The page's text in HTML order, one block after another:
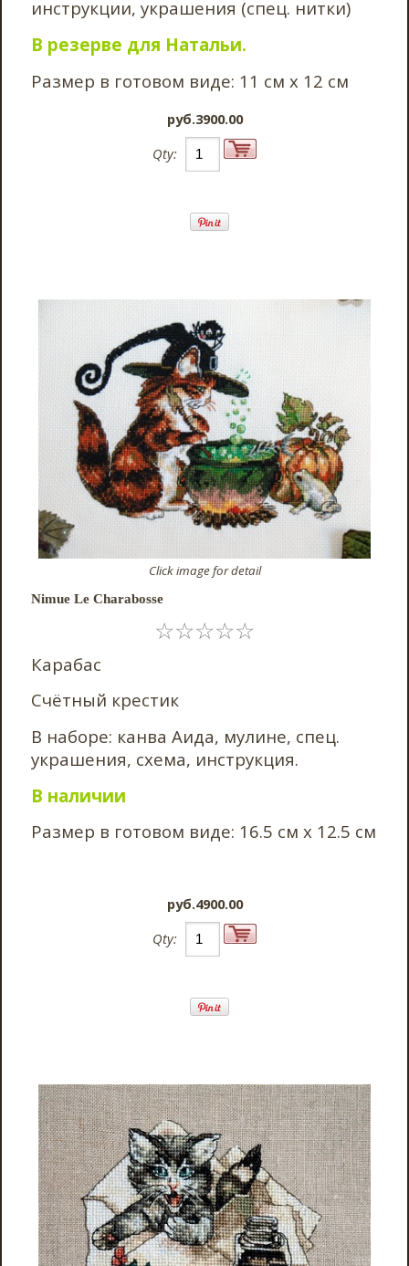
инструкции, украшения (спец. нитки)
В резерве для Натальи.
Размер в готовом виде: 11 см х 12 см
pyб.3900.00
Qty:
Click image for detail
Nimue Le Charabosse
☆☆☆☆☆
Карабас
Счётный крестик
В наборе: канва Аида, мулине, спец.
украшения, схема, инструкция.
В наличии
Размер в готовом виде: 16.5 см х 12.5 см
pyб.4900.00
Qty: